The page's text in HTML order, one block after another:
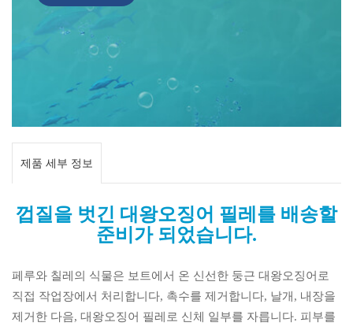
제품 세부 정보
껍질을 벗긴 대왕오징어 필레를 배송할
준비가 되었습니다.
페루와 칠레의 식물은 보트에서 온 신선한 둥근 대왕오징어로
직접 작업장에서 처리합니다, 촉수를 제거합니다, 날개, 내장을
제거한 다음, 대왕오징어 필레로 신체 일부를 자릅니다. 피부를